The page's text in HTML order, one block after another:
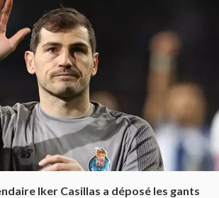
Iker Casillas a déposé les gants